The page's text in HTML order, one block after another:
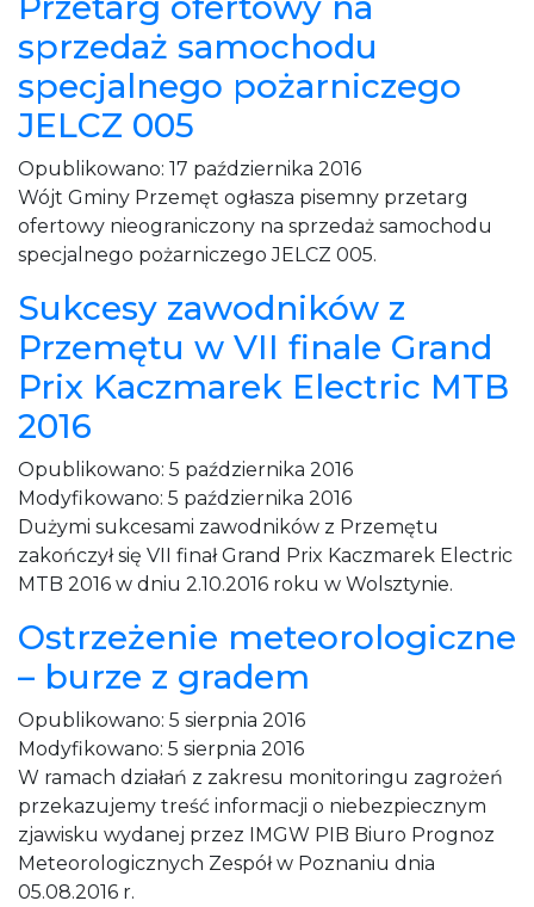
sprzedaż samochodu
specjalnego pożarniczego
JELCZ 005
Opublikowano: 17 października 2016
Wójt Gminy Przemęt ogłasza pisemny przetarg
ofertowy nieograniczony na sprzedaż samochodu
specjalnego pożarniczego JELCZ 005.
Sukcesy zawodników z
Przemętu w VII finale Grand
Prix Kaczmarek Electric MTB
2016
Opublikowano: 5 października 2016
Modyfikowano: 5 października 2016
Dużymi sukcesami zawodników z Przemętu
zakończył się VII finał Grand Prix Kaczmarek Electric
MTB 2016 w dniu 2.10.2016 roku w Wolsztynie.
Ostrzeżenie meteorologiczne
– burze z gradem
Opublikowano: 5 sierpnia 2016
Modyfikowano: 5 sierpnia 2016
W ramach działań z zakresu monitoringu zagrożeń
przekazujemy treść informacji o niebezpiecznym
zjawisku wydanej przez IMGW PIB Biuro Prognoz
Meteorologicznych Zespół w Poznaniu dnia
05.08.2016 r.